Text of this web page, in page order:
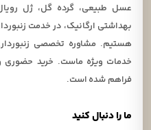
ما را دنبال کنید
عسل طبیعی، گرده گل، ژل
بهداشتی ارگانیک، در خدمت
هستیم. مشاوره تخصصی
خدمات ویژه ماست. خرید حضوری
فراهم شده است.